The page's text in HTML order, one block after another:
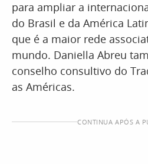
para ampliar a
do Brasil e da América
que é a maior rede
mundo. Daniella Abreu
conselho consultivo do
as Américas.
CONTINUA APÓS A